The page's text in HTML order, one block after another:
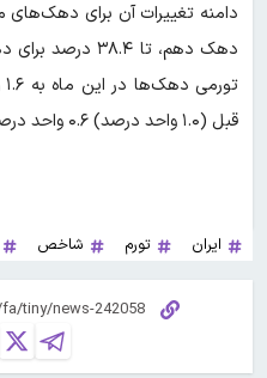
دهک­­ دهم، تا
قبل (۱.۰ واحد درصد) ۰.۶ واحد درصد افزایش داشته است.
ایران تورم شاخص